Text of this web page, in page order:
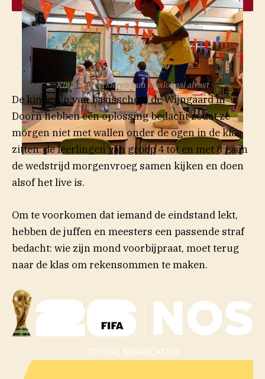
RTV UTRECHT
Kinderen versieren hun klaslokaal alvast
De kinderen van basisschool de Wijngaard in
Doorn hebben een oplossing bedacht zodat ze
morgen niet met wallen onder de ogen in de klas
zitten: de leerlingen van groep 4 tot en met 8 gaan
de wedstrijd morgenvroeg samen kijken en doen
alsof het live is.
Om te voorkomen dat iemand de eindstand lekt,
hebben de juffen en meesters een passende straf
bedacht: wie zijn mond voorbijpraat, moet terug
naar de klas om rekensommen te maken.